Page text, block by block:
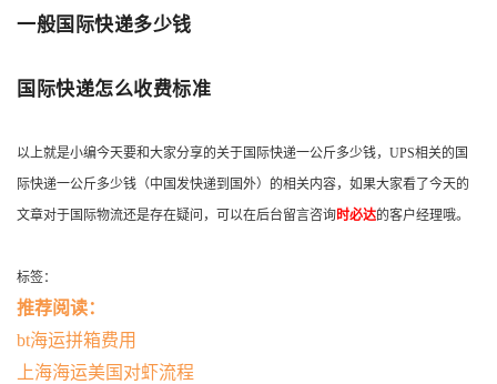
一般国际快递多少钱
国际快递怎么收费标准
以上就是小编今天要和大家分享的关于国际快递一公斤多少钱，UPS相关的国
际快递一公斤多少钱（中国发快递到国外）的相关内容，如果大家看了今天的
文章对于国际物流还是存在疑问，可以在后台留言咨询时必达的客户经理哦。
标签：
推荐阅读：
bt海运拼箱费用
上海海运美国对虾流程